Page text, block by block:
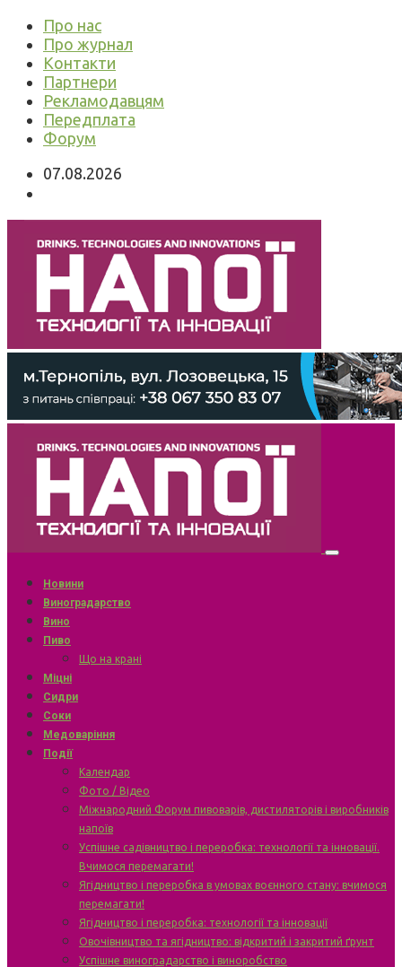
Про нас
Про журнал
Контакти
Партнери
Рекламодавцям
Передплата
Форум
07.08.2026
Новини
Виноградарство
Вино
Пиво
Що на крані
Міцні
Сидри
Соки
Медоваріння
Події
Календар
Фото / Відео
Міжнародний Форум пивоварів, дистиляторів і виробників
напоїв
Успішне садівництво і переробка: технології та інновації.
Вчимося перемагати!
Ягідництво і переробка в умовах воєнного стану: вчимося
перемагати!
Ягідництво і переробка: технології та інновації
Овочівництво та ягідництво: відкритий і закритий ґрунт
Успішне виноградарство і виноробство